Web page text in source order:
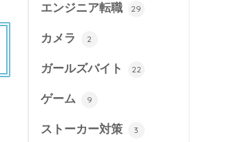
エンジニア転職 29
カメラ 2
ガールズバイト 22
ゲーム 9
ストーカー対策 3